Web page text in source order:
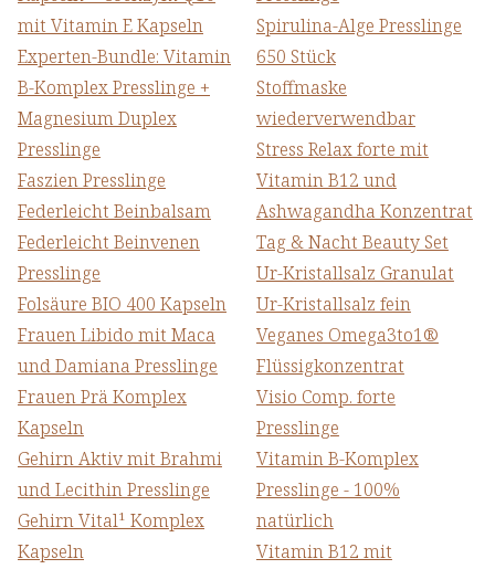
mit Vitamin E Kapseln
Experten-Bundle: Vitamin
B-Komplex Presslinge +
Magnesium Duplex
Presslinge
Faszien Presslinge
Federleicht Beinbalsam
Federleicht Beinvenen
Presslinge
Folsäure BIO 400 Kapseln
Frauen Libido mit Maca
und Damiana Presslinge
Frauen Prä Komplex
Kapseln
Gehirn Aktiv mit Brahmi
und Lecithin Presslinge
Gehirn Vital¹ Komplex
Kapseln
Spirulina-Alge Presslinge
650 Stück
Stoffmaske
wiederverwendbar
Stress Relax forte mit
Vitamin B12 und
Ashwagandha Konzentrat
Tag & Nacht Beauty Set
Ur-Kristallsalz Granulat
Ur-Kristallsalz fein
Veganes Omega3to1®
Flüssigkonzentrat
Visio Comp. forte
Presslinge
Vitamin B-Komplex
Presslinge - 100%
natürlich
Vitamin B12 mit